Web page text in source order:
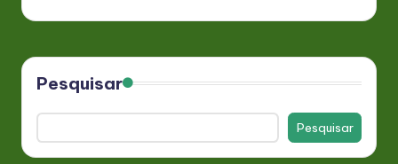
Pesquisar
Pesquisar